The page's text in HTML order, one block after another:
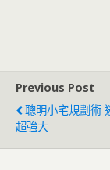
Previous Post
聰明小宅規劃術
超強大